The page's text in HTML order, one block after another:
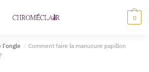
0
l'ongle / Comment faire la manucure papillon